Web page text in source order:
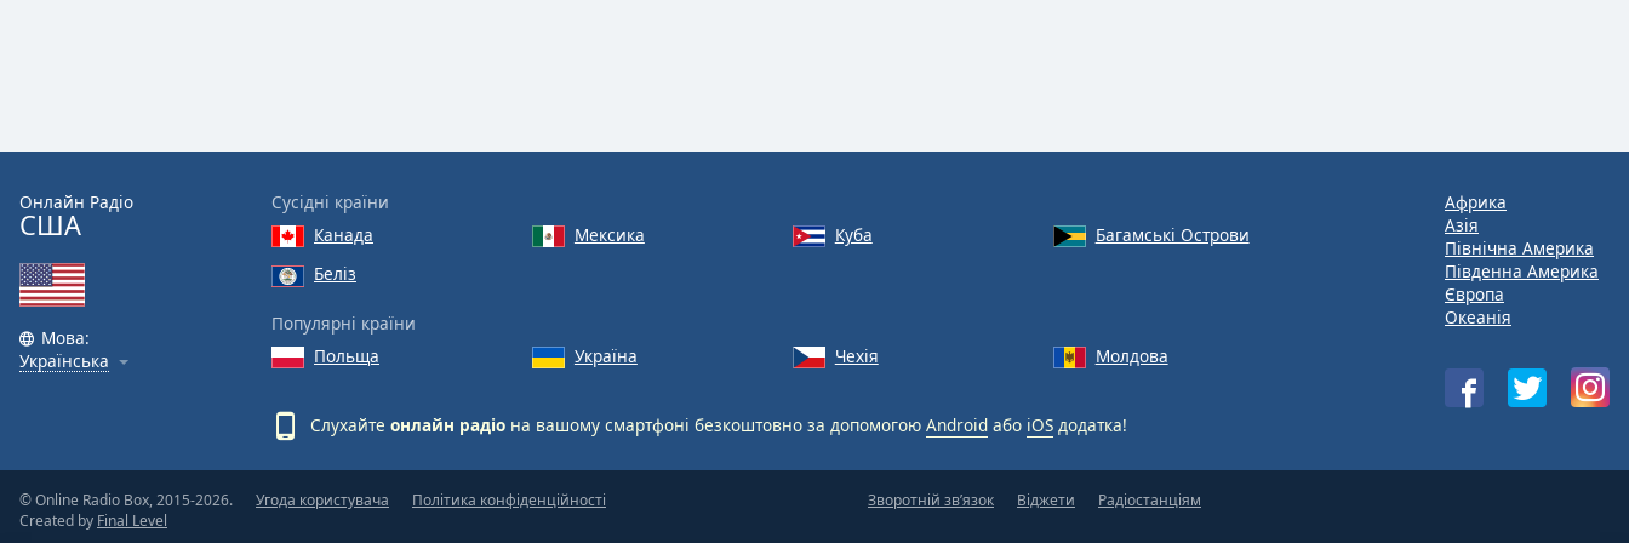
Opacity
Text
Background
Color
Caption
Area
Background
Онлайн Радіо
США
Мова:
Українська
Сусідні країни
Канада
Мексика Куба
Багамські Острови
Беліз
Популярні країни
Польща
Україна Чехія Молдова
Слухайте онлайн радіо на вашому смартфоні безкоштовно за допомогою Android або iOS додатка!
Африка
Азія
Північна Америка
Південна Америка
Європа
Океанія
© Online Radio Box, 2015-2026.
Created by Final Level
Угода користувача Політика конфіденційності Зворотній зв’язок Віджети Радіостанціям